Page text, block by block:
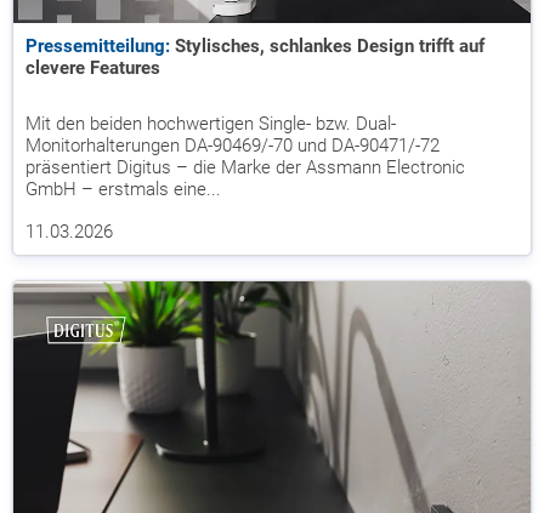
Pressemitteilung: Stylisches, schlankes Design trifft auf
clevere Features
Mit den beiden hochwertigen Single- bzw. Dual-
Monitorhalterungen DA-90469/-70 und DA-90471/-72
präsentiert Digitus – die Marke der Assmann Electronic
GmbH – erstmals eine...
11.03.2026